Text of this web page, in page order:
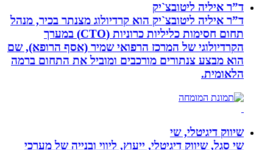
ד”ר איליה ליטובצ`יק
ד”ר איליה ליטובצ`יק הוא קרדיולוג מצנתר בכיר, מנהל
תחום חסימות כליליות כרוניות (CTO) במערך
הקרדיולוגי של המרכז הרפואי שמיר (אסף הרופא), שם
הוא מבצע צנתורים מורכבים ומוביל את התחום ברמה
הלאומית.
שיווק דיגיטלי, שי
שי סגל, שיווק דיגיטלי, ייעוץ, ליווי ובנייה של מערכי